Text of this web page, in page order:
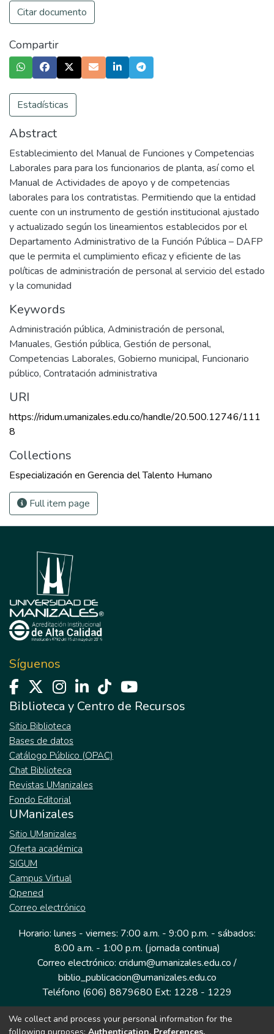
Citar documento
Compartir
Estadísticas
Abstract
Establecimiento del Manual de Funciones y Competencias
Laborales para para los funcionarios de planta, así como el
Manual de Actividades de apoyo y de competencias
laborales para los contratistas. Permitiendo que la entidad
cuente con un instrumento de gestión institucional ajustado
y actualizado según los lineamientos establecidos por el
Departamento Administrativo de la Función Pública – DAFP
que le permita el cumplimiento eficaz y eficiente de las
políticas de administración de personal al servicio del estado
y la comunidad
Keywords
Administración pública, Administración de personal,
Manuales, Gestión pública, Gestión de personal,
Competencias Laborales, Gobierno municipal, Funcionario
público, Contratación administrativa
URI
https://ridum.umanizales.edu.co/handle/20.500.12746/111
8
Collections
Especialización en Gerencia del Talento Humano
Full item page
Síguenos
Biblioteca y Centro de Recursos
Sitio Biblioteca
Bases de datos
Catálogo Público (OPAC)
Chat Biblioteca
Revistas UManizales
Fondo Editorial
UManizales
Sitio UManizales
Oferta académica
SIGUM
Campus Virtual
Opened
Correo electrónico
Horario: lunes - viernes: 7:00 a.m. - 9:00 p.m. - sábados:
8:00 a.m. - 1:00 p.m. (jornada continua)
Correo electrónico: cridum@umanizales.edu.co /
biblio_publicacion@umanizales.edu.co
Teléfono (606) 8879680 Ext: 1228 - 1229
Dirección: Cra 9 a # 19-03 Edificio histórico, piso 1
We collect and process your personal information for the